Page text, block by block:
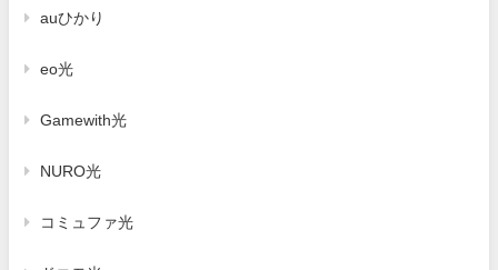
auひかり
eo光
Gamewith光
NURO光
コミュファ光